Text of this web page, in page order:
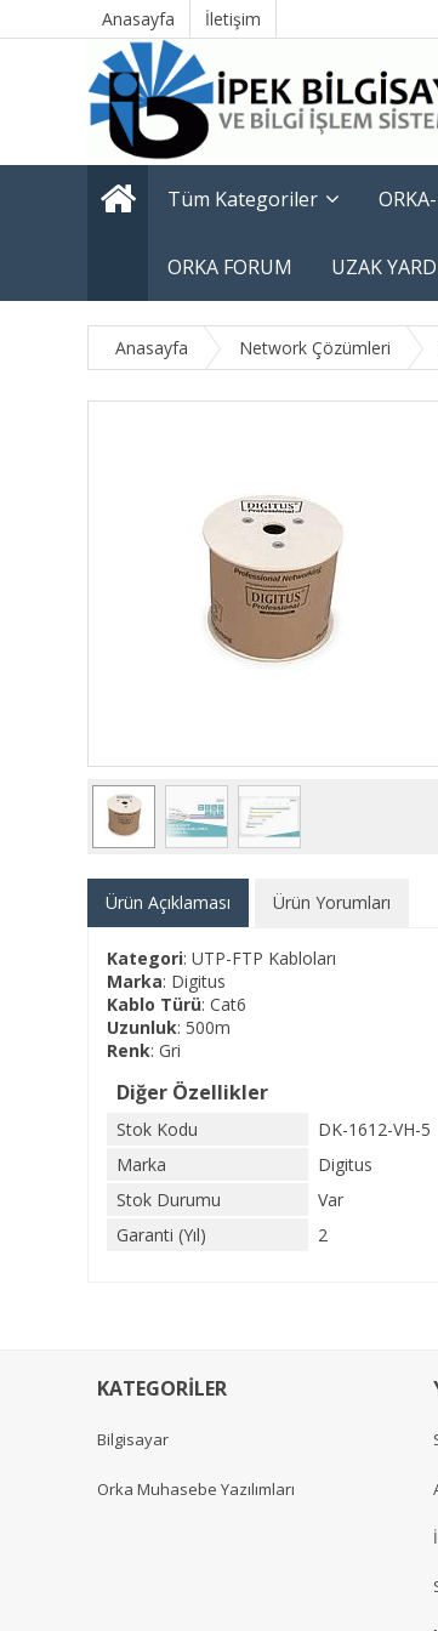
Anasayfa İletişim
Tüm Kategoriler
ORKA FORUM UZAK
Anasayfa Network Çözümleri
Ürün Açıklaması Ürün Yorumları
Kategori: UTP-FTP Kabloları
Marka: Digitus
Kablo Türü: Cat6
Uzunluk: 500m
Renk: Gri
Diğer Özellikler
Stok Kodu
DK-1612-VH-5
Marka
Digitus
Stok Durumu
Var
Garanti (Yıl)
2
KATEGORİLER
Bilgisayar
Orka Muhasebe Yazılımları